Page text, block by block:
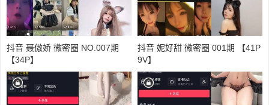
抖音 聂傲娇 微密圈 NO.007期
【34P】
抖音 妮好甜 微密圈 001期 【41P
9V】